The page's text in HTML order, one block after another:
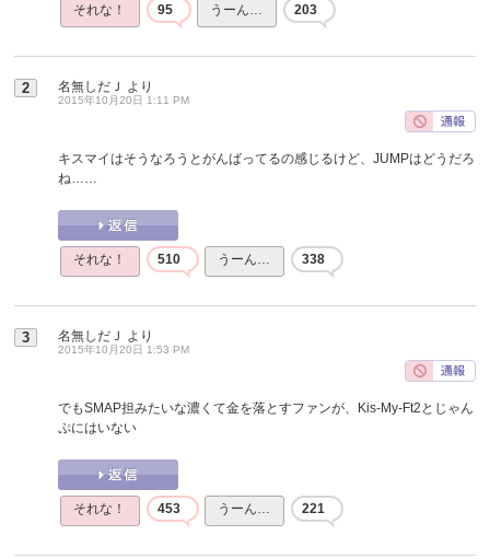
それな！ 95 うーん… 203
2 名無しだＪ より
2015年10月20日 1:11 PM
キスマイはそうなろうとがんばってるの感じるけど、JUMPはどうだろ
ね……
それな！ 510 うーん… 338
3 名無しだＪ より
2015年10月20日 1:53 PM
でもSMAP担みたいな濃くて金を落とすファンが、Kis-My-Ft2とじゃん
ぷにはいない
それな！ 453 うーん… 221